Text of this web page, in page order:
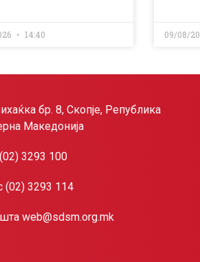
14:40 09/08/
бр. 8, Скопје, Република
Македонија
3293 100
(02) 3293 114
web@sdsm.org.mk